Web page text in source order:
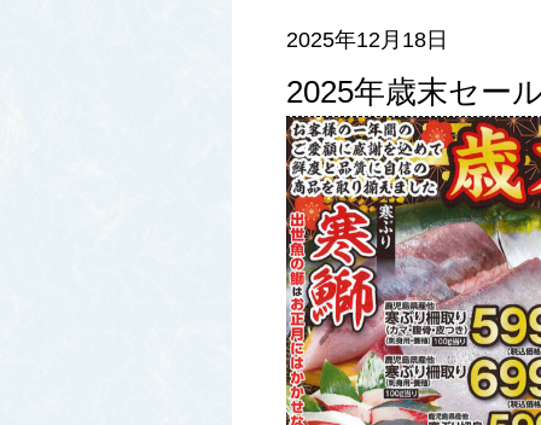
2025年12月18日
2025年歳末セー